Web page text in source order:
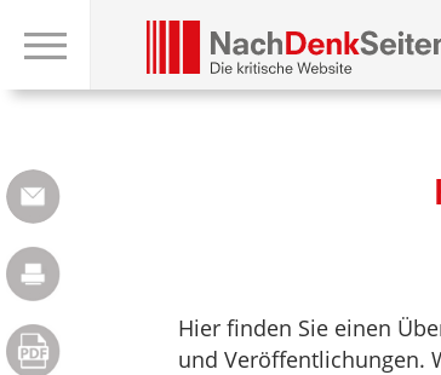
Hier finden Sie einen
und Veröffentlichungen.